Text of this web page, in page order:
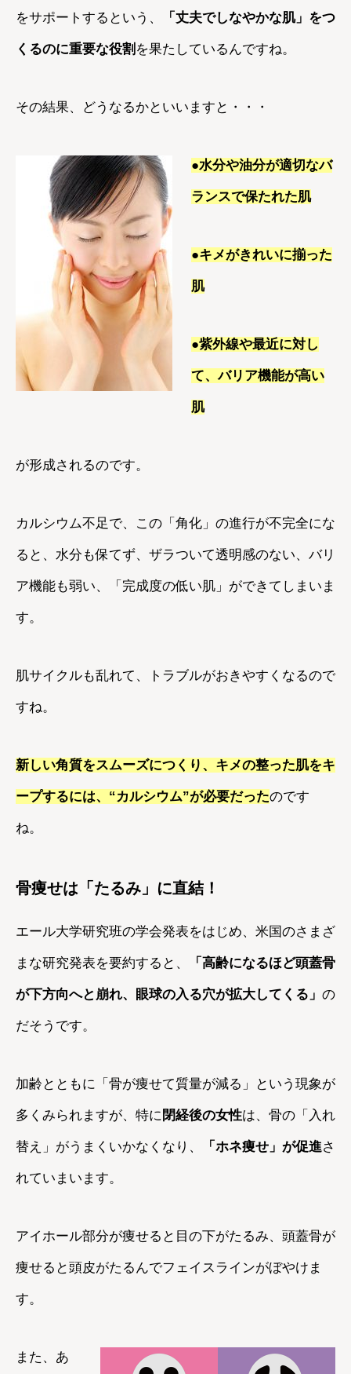
をサポートするという、 「丈夫でしなやかな肌」をつ
くるのに重要な役割 を果たしているんですね。
その結果、どうなるかといいますと・・・
●水分や油分が適切なバ
ランスで保たれた肌
●キメがきれいに揃った
肌
●紫外線や最近に対し
て、バリア機能が高い
肌
が形成されるのです。
カルシウム不足で、この「角化」の進行が不完全にな
ると、水分も保てず、ザラついて透明感のない、バリ
ア機能も弱い、「完成度の低い肌」ができてしまいま
す。
肌サイクルも乱れて、トラブルがおきやすくなるので
すね。
新しい角質をスムーズにつくり、キメの整った肌をキ
ープするには、“カルシウム”が必要だったのです
ね。
骨痩せは「たるみ」に直結！
エール大学研究班の学会発表をはじめ、米国のさまざ
まな研究発表を要約すると、 「高齢になるほど頭蓋骨
が下方向へと崩れ、眼球の入る穴が拡大してくる」 の
だそうです。
加齢とともに「骨が痩せて質量が減る」という現象が
多くみられますが、特に 閉経後の女性は、骨の「入れ
替え」がうまくいかなくなり、 「ホネ痩せ」が促進さ
れていまいます。
アイホール部分が痩せると目の下がたるみ、頭蓋骨が
痩せると頭皮がたるんでフェイスラインがぼやけま
す。
また、あ